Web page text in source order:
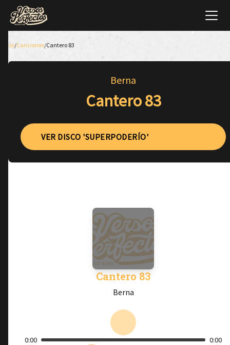
Inicio/Canciones/Cantero 83
Berna
Cantero 83
VER DISCO 'SUPERPODERÍO'
Cantero 83
Berna
0:00 0:00